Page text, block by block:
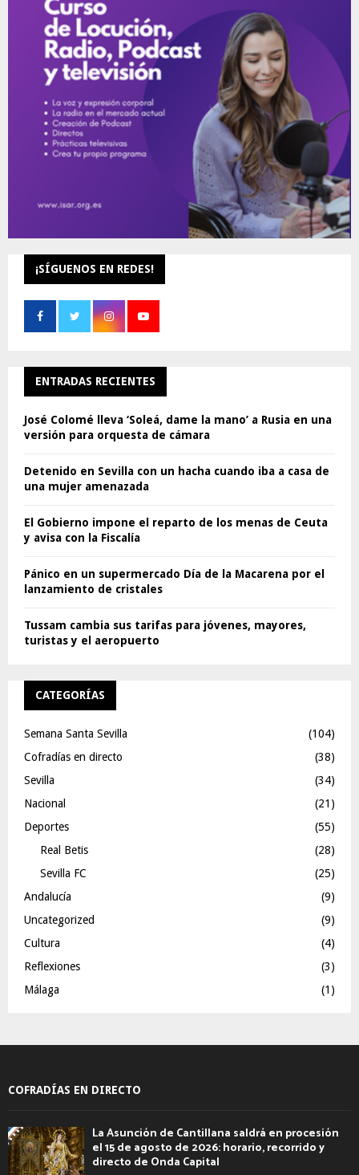
¡SÍGUENOS EN REDES!
ENTRADAS RECIENTES
José Colomé lleva ‘Soleá, dame la mano’ a Rusia en una
versión para orquesta de cámara
Detenido en Sevilla con un hacha cuando iba a casa de
una mujer amenazada
El Gobierno impone el reparto de los menas de Ceuta
y avisa con la Fiscalía
Pánico en un supermercado Día de la Macarena por el
lanzamiento de cristales
Tussam cambia sus tarifas para jóvenes, mayores,
turistas y el aeropuerto
CATEGORÍAS
Semana Santa Sevilla
(104)
Cofradías en directo
(38)
Sevilla
(34)
Nacional
(21)
Deportes
(55)
Real Betis
(28)
Sevilla FC
(25)
Andalucía
(9)
Uncategorized
(9)
Cultura
(4)
Reflexiones
(3)
Málaga
(1)
COFRADÍAS EN DIRECTO
La Asunción de Cantillana saldrá en procesión
el 15 de agosto de 2026: horario, recorrido y
directo de Onda Capital